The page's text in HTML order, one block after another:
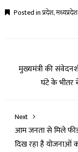
Posted inप्रदेश,मध्यप्रदेश
मुख्यमंत्री की
घंटे के भीतर
Next
आम जनता से मिले
दिख रहा है योजनाओं